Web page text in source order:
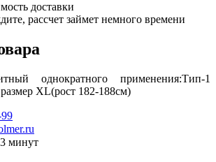
доставки
рассчет займет немного времени
однократного применения:Тип-1
XL(рост 182-188см)
минут